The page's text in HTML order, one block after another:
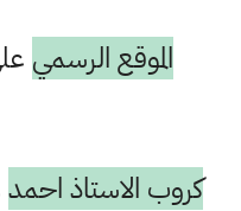
الموقع الرسمي
كروب الاستاذ احمد